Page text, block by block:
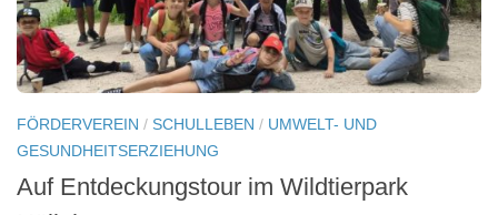
FÖRDERVEREIN / SCHULLEBEN / UMWELT- UND
GESUNDHEITSERZIEHUNG
Auf Entdeckungstour im Wildtierpark